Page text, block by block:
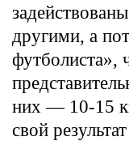
другими, а
футболиста»,
них — 10-15
свой